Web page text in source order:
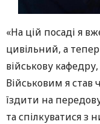
«На цій посаді я
цивільний, а тепер
військову
Військовим я
їздити на
та спілкуватися з